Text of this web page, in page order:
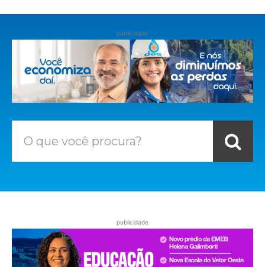
publicidade
O que você procura?
publicidade